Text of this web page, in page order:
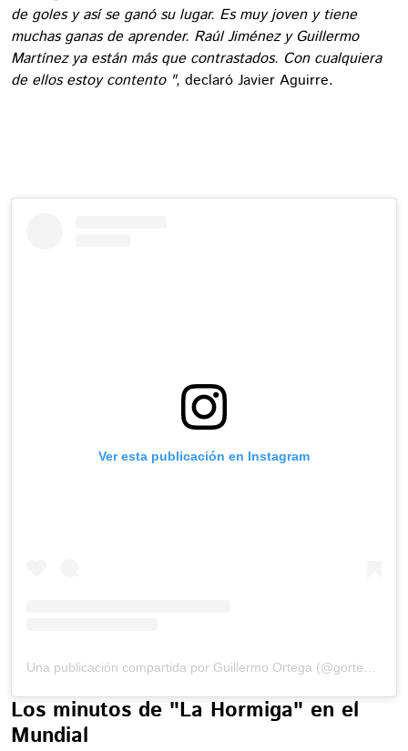
de goles y así se ganó su lugar. Es muy joven y tiene
muchas ganas de aprender. Raúl Jiménez y Guillermo
Martínez ya están más que contrastados. Con cualquiera
de ellos estoy contento ", declaró Javier Aguirre.
Ver esta publicación en Instagram
Los minutos de "La Hormiga" en el
Mundial